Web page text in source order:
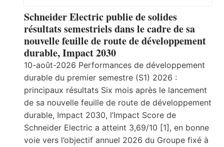
Schneider Electric publie de solides
résultats semestriels dans le cadre de sa
nouvelle feuille de route de développement
durable, Impact 2030
10-août-2026 Performances de développement
durable du premier semestre (S1) 2026 :
principaux résultats Six mois après le lancement
de sa nouvelle feuille de route de développement
durable, Impact 2030, l’Impact Score de
Schneider Electric a atteint 3,69/10 [1], en bonne
voie vers l’objectif annuel 2026 du Groupe fixé à